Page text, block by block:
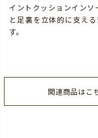
イントクッションイン
と足裏を立体的に支え
す。
関連商品はこ